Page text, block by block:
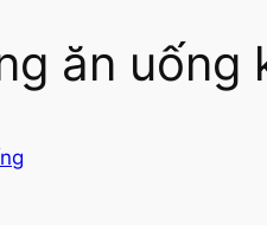
ăn uống